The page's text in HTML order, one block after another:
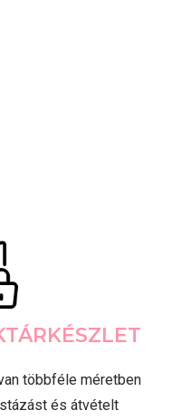
többféle méretben
és átvételt